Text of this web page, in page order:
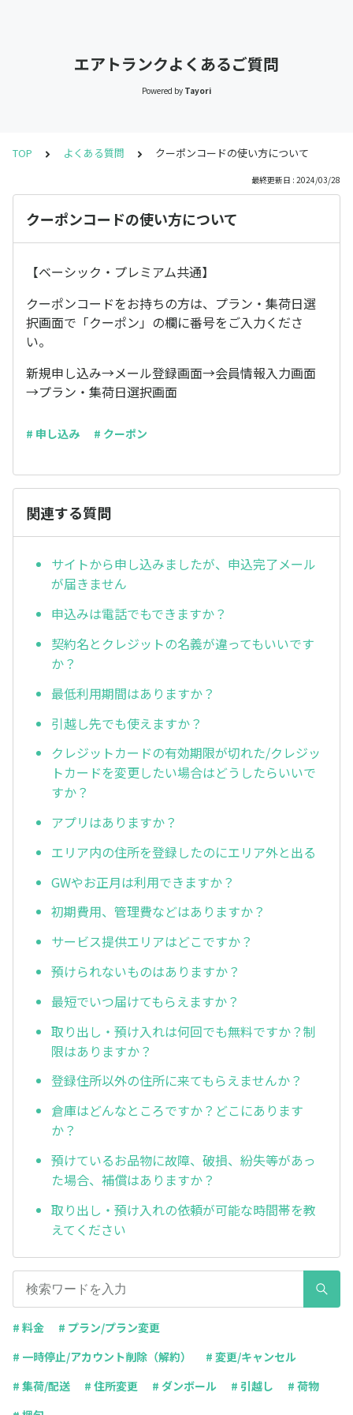
エアトランクよくあるご質問
Powered by Tayori
TOP よくある質問 クーポンコードの使い方について
最終更新日 : 2024/03/28
クーポンコードの使い方について
【ベーシック・プレミアム共通】
クーポンコードをお持ちの方は、プラン・集荷日選
択画面で「クーポン」の欄に番号をご入力くださ
い。
新規申し込み→メール登録画面→会員情報入力画面
→プラン・集荷日選択画面
# 申し込み # クーポン
関連する質問
サイトから申し込みましたが、申込完了メール
が届きません
申込みは電話でもできますか？
契約名とクレジットの名義が違ってもいいです
か？
最低利用期間はありますか？
引越し先でも使えますか？
クレジットカードの有効期限が切れた/クレジッ
トカードを変更したい場合はどうしたらいいで
すか？
アプリはありますか？
エリア内の住所を登録したのにエリア外と出る
GWやお正月は利用できますか？
初期費用、管理費などはありますか？
サービス提供エリアはどこですか？
預けられないものはありますか？
最短でいつ届けてもらえますか？
取り出し・預け入れは何回でも無料ですか？制
限はありますか？
登録住所以外の住所に来てもらえませんか？
倉庫はどんなところですか？どこにあります
か？
預けているお品物に故障、破損、紛失等があっ
た場合、補償はありますか？
取り出し・預け入れの依頼が可能な時間帯を教
えてください
# 料金
# プラン/プラン変更
# 一時停止/アカウント削除（解約）
# 変更/キャンセル
# 集荷/配送
# 住所変更 # ダンボール # 引越し
# 荷物